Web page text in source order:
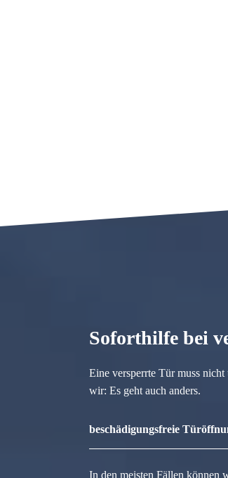
Soforthilfe bei
Eine versperrte Tür muss
wir: Es geht auch anders.
beschädigungsfreie
In den meisten Fällen können